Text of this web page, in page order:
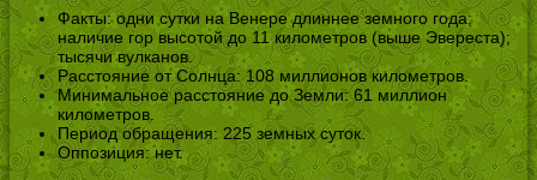
Факты: одни сутки на Венере длиннее земного года;
наличие гор высотой до 11 километров (выше Эвереста);
тысячи вулканов.
Расстояние от Солнца: 108 миллионов километров.
Минимальное расстояние до Земли: 61 миллион
километров.
Период обращения: 225 земных суток.
Оппозиция: нет.